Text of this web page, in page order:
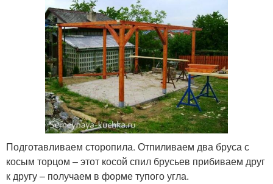
Подготавливаем сторопила. Отпиливаем два бруса с
косым торцом – этот косой спил брусьев прибиваем друг
к другу – получаем в форме тупого угла.